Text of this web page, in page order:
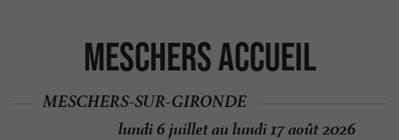
Meschers Accueil
MESCHERS-SUR-GIRONDE
lundi 6 juillet au lundi 17 août 2026